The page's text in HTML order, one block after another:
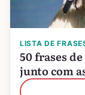
LISTA DE
50 frases
junto com